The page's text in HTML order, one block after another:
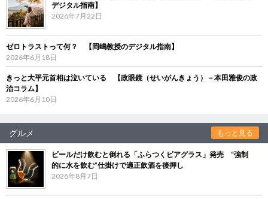
デジタル指南】
2026年7月22日
ゼロトラストって何？ 【岡嶋教授のデジタル指南】
2026年6月18日
きっと大平元首相は泣いている 【政眼鏡（せいがんきょう）－本田雅俊の政
治コラム】
2026年6月10日
グルメ もっと見る
ビールだけ飲むと倒れる「ふらつくビアグラス」発売 “強制
的に水を飲む”仕掛けで適正飲酒を後押し
2026年8月7日